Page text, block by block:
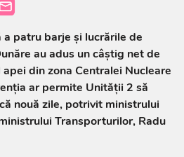
patru barje și lucrările de
au adus un câștig net de
din zona Centralei Nucleare
ar permite Unității 2 să
nouă zile, potrivit ministrului
Transporturilor, Radu